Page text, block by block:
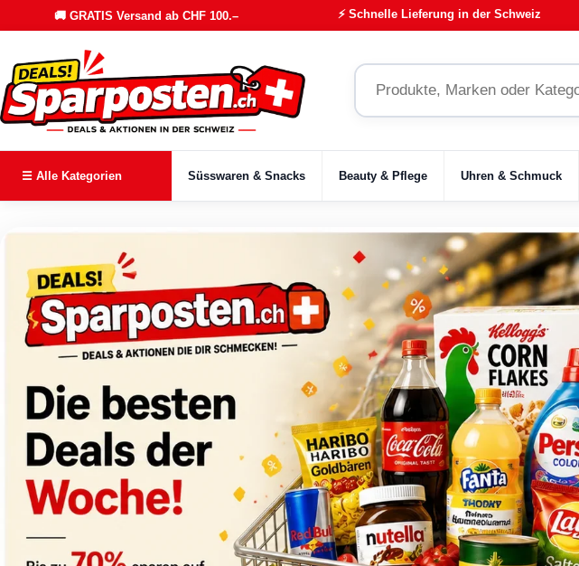
🚚 GRATIS Versand ab CHF 100.– ⚡ Schnelle Lieferung in der Schweiz
☰ Alle Kategorien Süsswaren & Snacks Beauty & Pflege Uhren & Schmuck